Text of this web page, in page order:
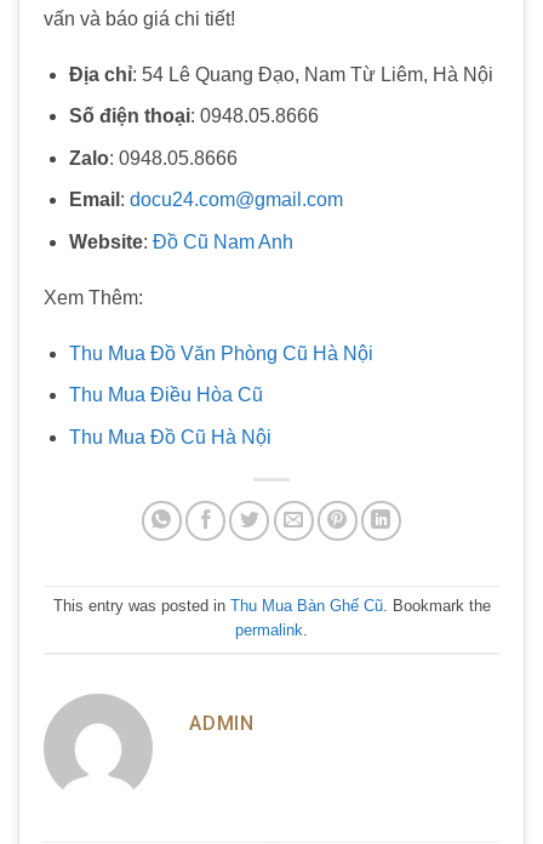
vấn và báo giá chi tiết!
Địa chỉ: 54 Lê Quang Đạo, Nam Từ Liêm, Hà Nội
Số điện thoại: 0948.05.8666
Zalo: 0948.05.8666
Email : docu24.com@gmail.com
Website: Đồ Cũ Nam Anh
Xem Thêm:
Thu Mua Đồ Văn Phòng Cũ Hà Nội
Thu Mua Điều Hòa Cũ
Thu Mua Đồ Cũ Hà Nội
This entry was posted in Thu Mua Bàn Ghế Cũ. Bookmark the
permalink.
ADMIN